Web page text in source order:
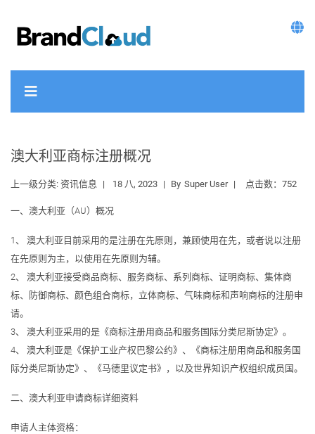
澳大利亚商标注册概况
上一级分类: 资讯信息 18 八, 2023 By Super User 点击数：752
一、澳大利亚（AU）概况
1、 澳大利亚目前采用的是注册在先原则，兼顾使用在先，或者说以注册
在先原则为主，以使用在先原则为辅。
2、 澳大利亚接受商品商标、服务商标、系列商标、证明商标、集体商
标、防御商标、颜色组合商标，立体商标、气味商标和声响商标的注册申
请。
3、 澳大利亚采用的是《商标注册用商品和服务国际分类尼斯协定》。
4、 澳大利亚是《保护工业产权巴黎公约》、《商标注册用商品和服务国
际分类尼斯协定》、《马德里议定书》，以及世界知识产权组织成员国。
二、澳大利亚申请商标详细资料
申请人主体资格：